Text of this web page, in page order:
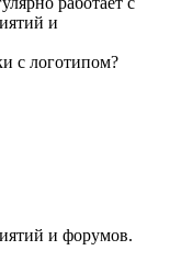
и
с логотипом?
и форумов.